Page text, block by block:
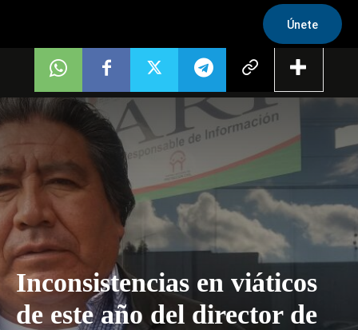
Únete
Inconsistencias en viáticos
de este año del director de